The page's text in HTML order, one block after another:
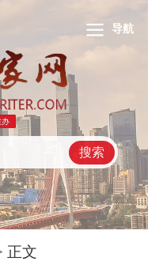
导航
搜索
正文